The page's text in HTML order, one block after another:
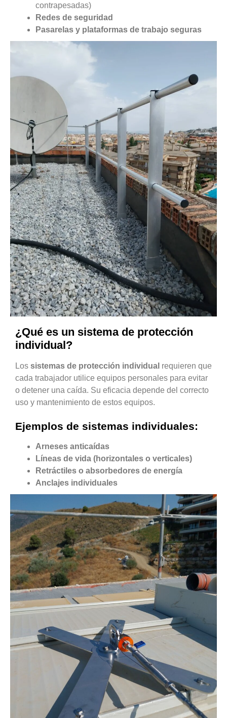
contrapesadas)
Redes de seguridad
Pasarelas y plataformas de trabajo seguras
¿Qué es un sistema de protección
individual?
Los sistemas de protección individual requieren que
cada trabajador utilice equipos personales para evitar
o detener una caída. Su eficacia depende del correcto
uso y mantenimiento de estos equipos.
Ejemplos de sistemas individuales:
Arneses anticaídas
Líneas de vida (horizontales o verticales)
Retráctiles o absorbedores de energía
Anclajes individuales